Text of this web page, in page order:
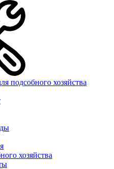
подсобного хозяйства
хозяйства